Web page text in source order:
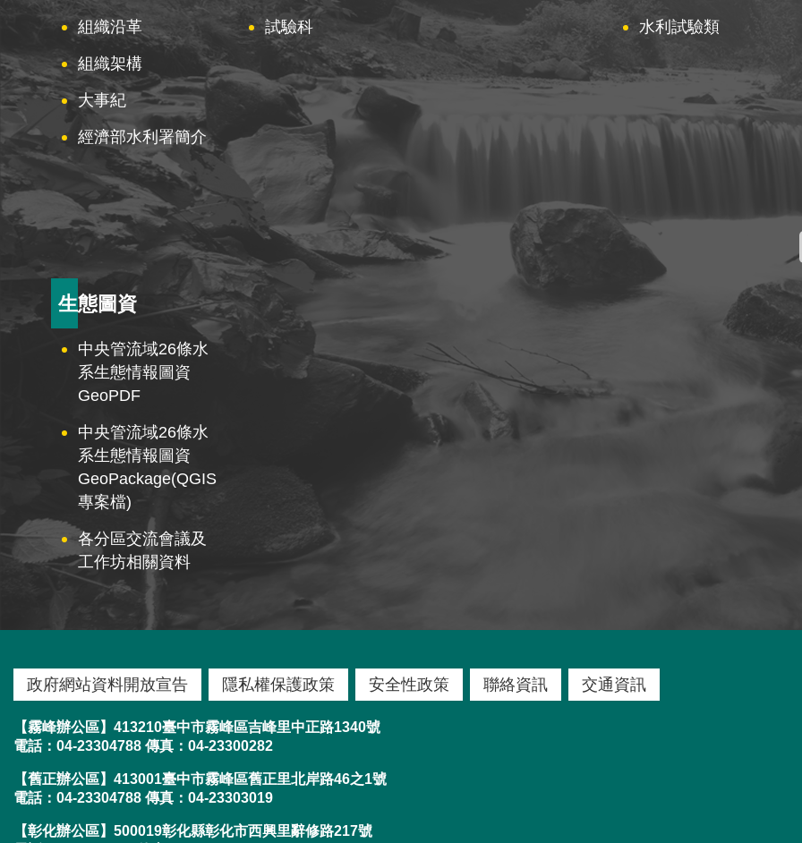
組織沿革
組織架構
大事紀
經濟部水利署簡介
試驗科 水利試驗類
生態圖資
中央管流域26條水
系生態情報圖資
GeoPDF
中央管流域26條水
系生態情報圖資
GeoPackage(QGIS
專案檔)
各分區交流會議及
工作坊相關資料
政府網站資料開放宣告 隱私權保護政策 安全性政策 聯絡資訊 交通資訊
【霧峰辦公區】413210臺中市霧峰區吉峰里中正路1340號
電話：04-23304788 傳真：04-23300282
【舊正辦公區】413001臺中市霧峰區舊正里北岸路46之1號
電話：04-23304788 傳真：04-23303019
【彰化辦公區】500019彰化縣彰化市西興里辭修路217號